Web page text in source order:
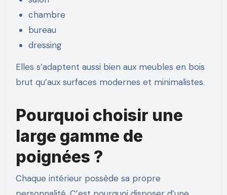
chambre
bureau
dressing
Elles s’adaptent aussi bien aux meubles en bois
brut qu’aux surfaces modernes et minimalistes.
Pourquoi choisir une
large gamme de
poignées ?
Chaque intérieur possède sa propre